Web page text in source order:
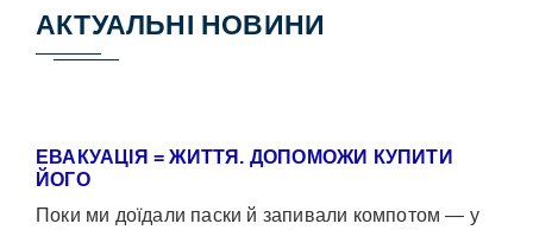
АКТУАЛЬНІ НОВИНИ
ЕВАКУАЦІЯ = ЖИТТЯ. ДОПОМОЖИ КУПИТИ
ЙОГО
Поки ми доїдали паски й запивали компотом — у